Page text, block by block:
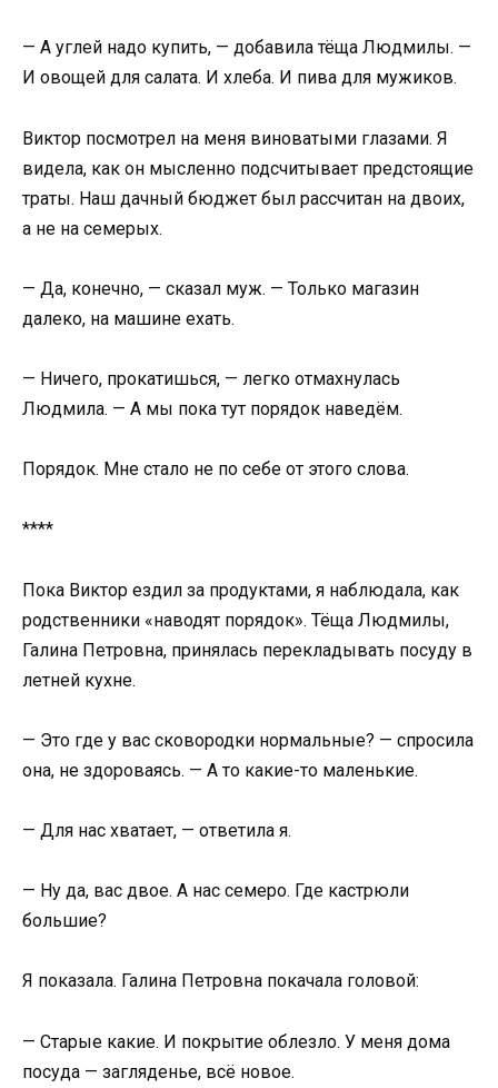
— А углей надо купить, — добавила тёща Людмилы. —
И овощей для салата. И хлеба. И пива для мужиков.
Виктор посмотрел на меня виноватыми глазами. Я
видела, как он мысленно подсчитывает предстоящие
траты. Наш дачный бюджет был рассчитан на двоих,
а не на семерых.
— Да, конечно, — сказал муж. — Только магазин
далеко, на машине ехать.
— Ничего, прокатишься, — легко отмахнулась
Людмила. — А мы пока тут порядок наведём.
Порядок. Мне стало не по себе от этого слова.
****
Пока Виктор ездил за продуктами, я наблюдала, как
родственники «наводят порядок». Тёща Людмилы,
Галина Петровна, принялась перекладывать посуду в
летней кухне.
— Это где у вас сковородки нормальные? — спросила
она, не здороваясь. — А то какие-то маленькие.
— Для нас хватает, — ответила я.
— Ну да, вас двое. А нас семеро. Где кастрюли
большие?
Я показала. Галина Петровна покачала головой:
— Старые какие. И покрытие облезло. У меня дома
посуда — загляденье, всё новое.